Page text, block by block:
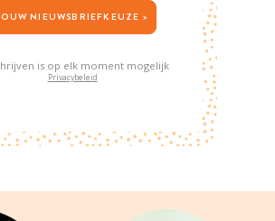
JOUW NIEUWSBRIEFKEUZE >
is op elk moment mogelijk
Privacybeleid